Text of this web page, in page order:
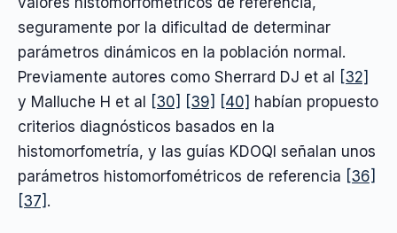
seguramente por la dificultad de determinar
parámetros dinámicos en la población normal.
Previamente autores como Sherrard DJ et al [32]
y Malluche H et al [30] [39] [40] habían propuesto
criterios diagnósticos basados en la
histomorfometría, y las guías KDOQI señalan unos
parámetros histomorfométricos de referencia [36]
[37] .